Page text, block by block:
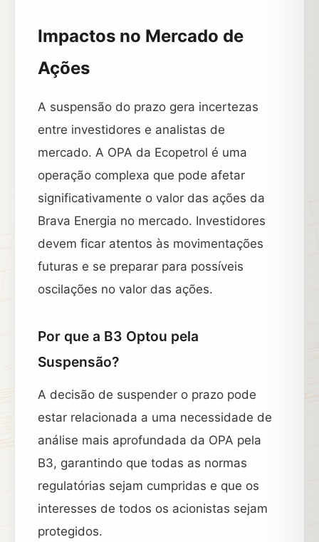
Impactos no Mercado de
Ações
A suspensão do prazo gera incertezas
entre investidores e analistas de
mercado. A OPA da Ecopetrol é uma
operação complexa que pode afetar
significativamente o valor das ações da
Brava Energia no mercado. Investidores
devem ficar atentos às movimentações
futuras e se preparar para possíveis
oscilações no valor das ações.
Por que a B3 Optou pela
Suspensão?
A decisão de suspender o prazo pode
estar relacionada a uma necessidade de
análise mais aprofundada da OPA pela
B3, garantindo que todas as normas
regulatórias sejam cumpridas e que os
interesses de todos os acionistas sejam
protegidos.